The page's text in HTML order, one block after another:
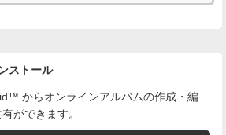
ストール
からオンラインアルバムの作成・編
ができます。